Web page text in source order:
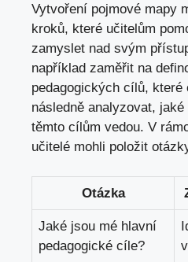
Vytvoření pojmové mapy
kroků, které učitelům
zamyslet nad svým
například zaměřit na
pedagogických cílů, které
následně analyzovat,
těmto cílům vedou. V
učitelé mohli položit
Otázka
Jaké jsou mé hlavní
pedagogické cíle?